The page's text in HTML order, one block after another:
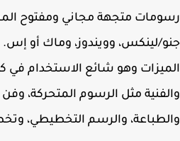
متجهة مجاني ومفتوح
لينكس، وويندوز، وماك أو إس.
وهو شائع الاستخدام في كل
مثل الرسوم المتحركة، وفن
والرسم التخطيطي،